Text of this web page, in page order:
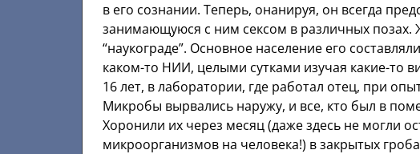
в его сознании. Теперь, онанируя, он всегда
занимающуюся с ним сексом в различных
“наукограде”. Основное население его
каком-то НИИ, целыми сутками изучая какие-то
16 лет, в лаборатории, где работал отец, при
Микробы вырвались наружу, и все, кто был в
Хоронили их через месяц (даже здесь не могли
микроорганизмов на человека!) в закрытых